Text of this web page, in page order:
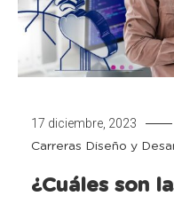
17 diciembre, 2023
Carreras Diseño y
¿Cuáles son